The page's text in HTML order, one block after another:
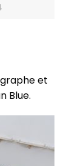
et
Blue.